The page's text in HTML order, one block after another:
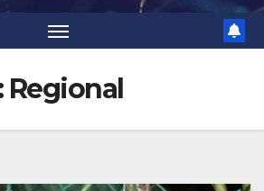
Regional